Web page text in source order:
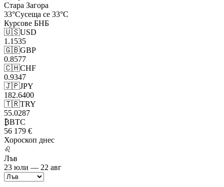
Стара Загора
33°Cусеща се 33°C
Курсове БНБ
🇺🇸USD
1.1535
🇬🇧GBP
0.8577
🇨🇭CHF
0.9347
🇯🇵JPY
182.6400
🇹🇷TRY
55.0287
₿BTC
56 179 €
Хороскоп днес
♌
Лъв
23 юли — 22 авг